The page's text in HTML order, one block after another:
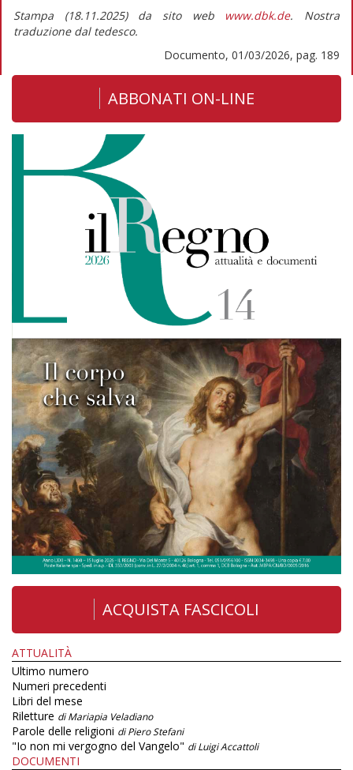
Stampa (18.11.2025) da sito web www.dbk.de. Nostra
traduzione dal tedesco.
Documento, 01/03/2026, pag. 189
ABBONATI ON-LINE
ACQUISTA FASCICOLI
ATTUALITÀ
Ultimo numero
Numeri precedenti
Libri del mese
Riletture di Mariapia Veladiano
Parole delle religioni di Piero Stefani
"Io non mi vergogno del Vangelo" di Luigi Accattoli
DOCUMENTI